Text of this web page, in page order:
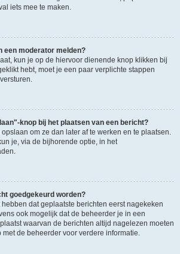
iets mee te maken.
een moderator melden?
kun je op de hiervoor dienende knop klikken bij
hebt, moet je een paar verplichte stappen
knop bij het plaatsen van een bericht?
om ze dan later af te werken en te plaatsen.
je, via de bijhorende optie, in het
goedgekeurd worden?
dat geplaatste berichten eerst nagekeken
ook mogelijk dat de beheerder je in een
waarvan de berichten altijd nagelezen moeten
de beheerder voor verdere informatie.